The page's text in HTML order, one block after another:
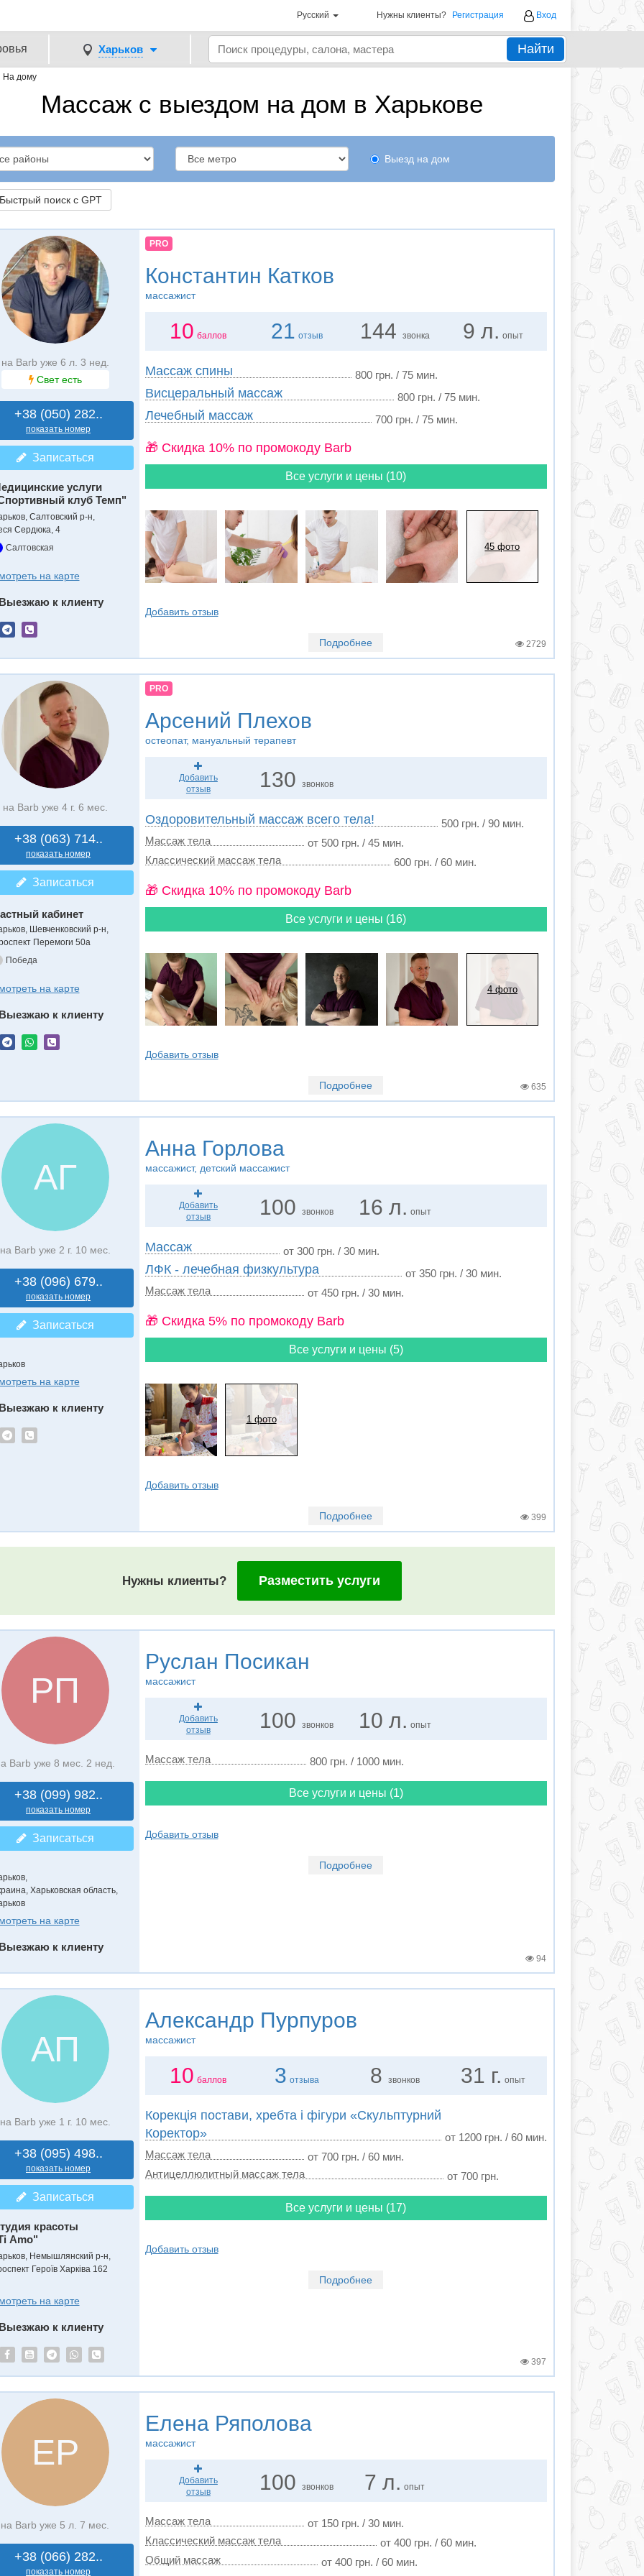
Русский Нужны клиенты? Регистрация Вход
Харьков Найти
На дому
Массаж с выездом на дом в Харькове
Выезд на дом
поиск с GPT
на Barb уже 6 л. 3 нед.
Свет есть
+38 (050) 282..
показать номер
Записаться
услуги
клуб Темп"
Салтовский р-н,
Сердюка, 4
Салтовская
на карте
к клиенту
PRO
Константин Катков
массажист
10 баллов 21 отзыв 144 звонка 9 л. опыт
Массаж спины 800 грн. / 75 мин.
Висцеральный массаж 800 грн. / 75 мин.
Лечебный массаж 700 грн. / 75 мин.
🎁 Cкидка 10% по промокоду Barb
Все услуги и цены (10)
45 фото
Добавить отзыв
Подробнее 2729
на Barb уже 4 г. 6 мес.
+38 (063) 714..
показать номер
Записаться
кабинет
Шевченковский р-н,
Перемоги 50а
Победа
на карте
к клиенту
PRO
Арсений Плехов
остеопат, мануальный терапевт
Добавить
отзыв
130звонков
Оздоровительный массаж всего тела!
500 грн. / 90 мин.
Массаж тела
от 500 грн. / 45 мин.
Классический массаж тела
600 грн. / 60 мин.
🎁 Cкидка 10% по промокоду Barb
Все услуги и цены (16)
4 фото
Добавить отзыв
Подробнее 635
АГ
на Barb уже 2 г. 10 мес.
+38 (096) 679..
показать номер
Записаться
на карте
к клиенту
Анна Горлова
массажист, детский массажист
Добавить
отзыв
100звонков 16 л. опыт
Массаж от 300 грн. / 30 мин.
ЛФК - лечебная физкультура
от 350 грн. / 30 мин.
Массаж тела
от 450 грн. / 30 мин.
🎁 Cкидка 5% по промокоду Barb
Все услуги и цены (5)
1 фото
Добавить отзыв
Подробнее 399
Нужны клиенты? Разместить услуги
РП
Barb уже 8 мес. 2 нед.
+38 (099) 982..
показать номер
Записаться
Харьковская область,
на карте
к клиенту
Руслан Посикан
массажист
Добавить
отзыв
100звонков 10 л. опыт
Массаж тела 800 грн. / 1000 мин.
Все услуги и цены (1)
Добавить отзыв
Подробнее
94
АП
на Barb уже 1 г. 10 мес.
+38 (095) 498..
показать номер
Записаться
красоты
Amo"
Немышлянский р-н,
Героїв Харківа 162
на карте
к клиенту
Александр Пурпуров
массажист
10 баллов 3 отзыва 8 звонков 31 г. опыт
Корекція постави, хребта і фігури «Скульптурний
Коректор»
от 1200 грн. / 60 мин.
Массаж тела
от 700 грн. / 60 мин.
Антицеллюлитный массаж тела
от 700 грн.
Все услуги и цены (17)
Добавить отзыв
Подробнее
397
ЕР
на Barb уже 5 л. 7 мес.
+38 (066) 282..
показать номер
Елена Ряполова
массажист
Добавить
отзыв
100звонков 7 л. опыт
Массаж тела
от 150 грн. / 30 мин.
Классический массаж тела
от 400 грн. / 60 мин.
Общий массаж
от 400 грн. / 60 мин.